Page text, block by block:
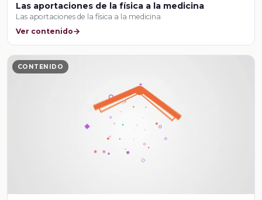
Las aportaciones de la física a la medicina
Las aportaciones de la física a la medicina
Ver contenido
CONTENIDO